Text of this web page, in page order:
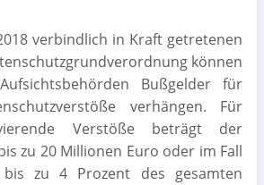
verbindlich in Kraft getretenen
können
Bußgelder für
verhängen. Für
Verstöße beträgt der
zu 20 Millionen Euro oder im Fall
bis zu 4 Prozent des gesamten